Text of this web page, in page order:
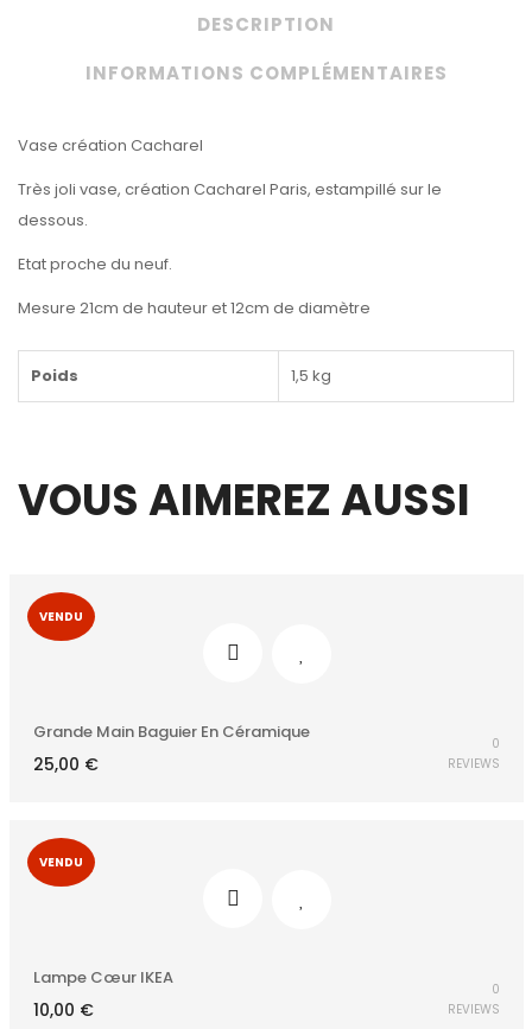
DESCRIPTION
INFORMATIONS COMPLÉMENTAIRES
Vase création Cacharel
Très joli vase, création Cacharel Paris, estampillé sur le
dessous.
Etat proche du neuf.
Mesure 21cm de hauteur et 12cm de diamètre
Poids 1,5 kg
VOUS AIMEREZ AUSSI
VENDU
Grande Main Baguier En Céramique
25,00 €
0
REVIEWS
VENDU
Lampe Cœur IKEA
10,00 €
0
REVIEWS